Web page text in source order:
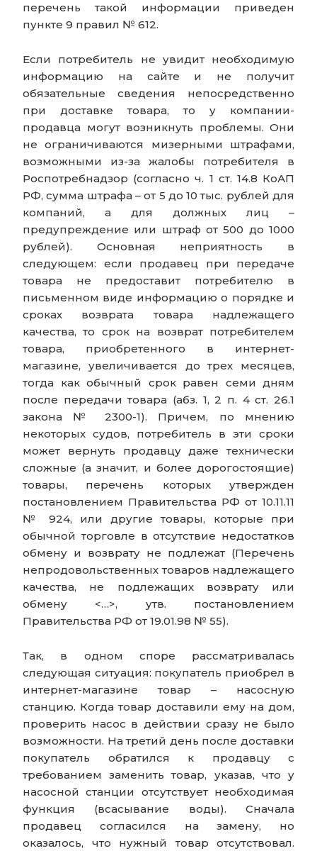
перечень такой информации приведен
пункте 9 правил № 612.
Если потребитель не увидит необходимую
информацию на сайте и не получит
обязательные сведения непосредственно
при доставке товара, то у компании-
продавца могут возникнуть проблемы. Они
не ограничиваются мизерными штрафами,
возможными из-за жалобы потребителя в
Роспотребнадзор (согласно ч. 1 ст. 14.8 КоАП
РФ, сумма штрафа – от 5 до 10 тыс. рублей для
компаний, а для должных лиц –
предупреждение или штраф от 500 до 1000
рублей). Основная неприятность в
следующем: если продавец при передаче
товара не предоставит потребителю в
письменном виде информацию о порядке и
сроках возврата товара надлежащего
качества, то срок на возврат потребителем
товара, приобретенного в интернет-
магазине, увеличивается до трех месяцев,
тогда как обычный срок равен семи дням
после передачи товара (абз. 1, 2 п. 4 ст. 26.1
закона № 2300-1). Причем, по мнению
некоторых судов, потребитель в эти сроки
может вернуть продавцу даже технически
сложные (а значит, и более дорогостоящие)
товары, перечень которых утвержден
постановлением Правительства РФ от 10.11.11
№ 924, или другие товары, которые при
обычной торговле в отсутствие недостатков
обмену и возврату не подлежат (Перечень
непродовольственных товаров надлежащего
качества, не подлежащих возврату или
обмену <…>, утв. постановлением
Правительства РФ от 19.01.98 № 55).
Так, в одном споре рассматривалась
следующая ситуация: покупатель приобрел в
интернет-магазине товар – насосную
станцию. Когда товар доставили ему на дом,
проверить насос в действии сразу не было
возможности. На третий день после доставки
покупатель обратился к продавцу с
требованием заменить товар, указав, что у
насосной станции отсутствует необходимая
функция (всасывание воды). Сначала
продавец согласился на замену, но
оказалось, что нужный товар отсутствовал.